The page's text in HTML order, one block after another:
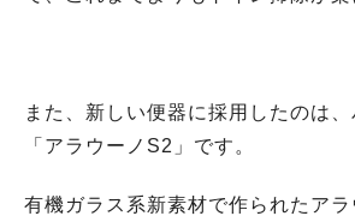
また、新しい便器に採用したのは
「アラウーノS2」です。
有機ガラス系新素材で作られたア